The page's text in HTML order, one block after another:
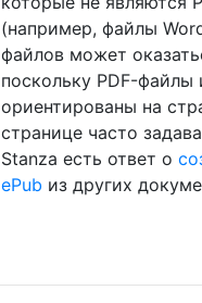
(например, файлы
файлов может
поскольку PDF-файлы
ориентированы на
странице часто
Stanza есть ответ о
ePub из других